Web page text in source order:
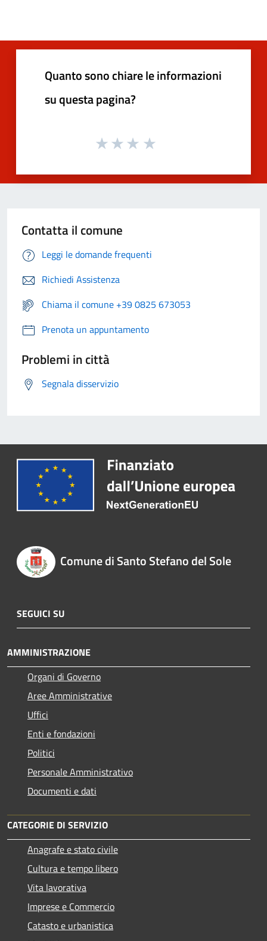
Quanto sono chiare le informazioni
su questa pagina?
Contatta il comune
Leggi le domande frequenti
Richiedi Assistenza
Chiama il comune +39 0825 673053
Prenota un appuntamento
Problemi in città
Segnala disservizio
Comune di Santo Stefano del Sole
SEGUICI SU
AMMINISTRAZIONE
Organi di Governo
Aree Amministrative
Uffici
Enti e fondazioni
Politici
Personale Amministrativo
Documenti e dati
CATEGORIE DI SERVIZIO
Anagrafe e stato civile
Cultura e tempo libero
Vita lavorativa
Imprese e Commercio
Catasto e urbanistica